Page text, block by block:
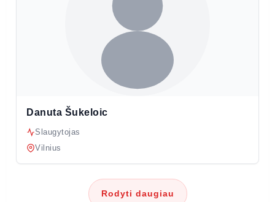
Danuta Šukeloic
Slaugytojas
Vilnius
Rodyti daugiau